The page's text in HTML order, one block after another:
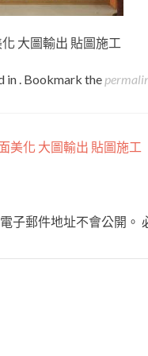
大圖輸出 貼圖施工
in . Bookmark the
美化 大圖輸出 貼圖施工
子郵件地址不會公開。